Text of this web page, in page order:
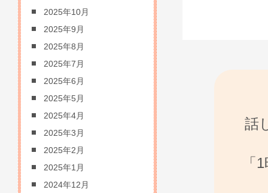
話
「
2025年10月
2025年9月
2025年8月
2025年7月
2025年6月
2025年5月
2025年4月
2025年3月
2025年2月
2025年1月
2024年12月